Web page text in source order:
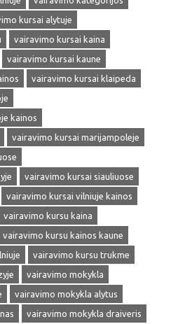
kursai alytuje
vairavimo kursai kaina
vairavimo kursai kaune
vairavimo kursai klaipeda
kainos
vairavimo kursai marijampoleje
vairavimo kursai siauliuose
vairavimo kursai vilniuje kainos
vairavimo kursu kaina
vairavimo kursu kainos kaune
vairavimo kursu trukme
vairavimo mokykla
vairavimo mokykla alytus
vairavimo mokykla draiveris